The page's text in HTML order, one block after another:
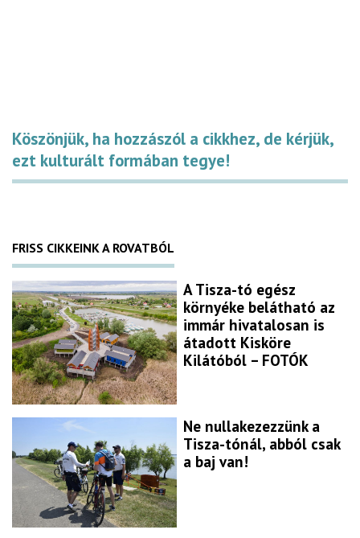
Köszönjük, ha hozzászól a cikkhez, de kérjük,
ezt kulturált formában tegye!
FRISS CIKKEINK A ROVATBÓL
A Tisza-tó egész
környéke belátható az
immár hivatalosan is
átadott Kisköre
Kilátóból – FOTÓK
Ne nullakezezzünk a
Tisza-tónál, abból csak
a baj van!